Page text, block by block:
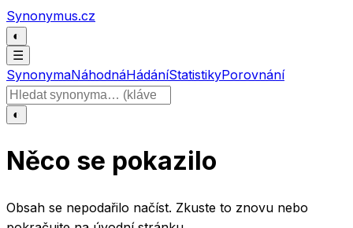
Přeskočit na obsah
Synonymus.cz
◐
☰
SynonymaNáhodnáHádáníStatistikyPorovnání
Hledat slovo
◐
Něco se pokazilo
Obsah se nepodařilo načíst. Zkuste to znovu nebo